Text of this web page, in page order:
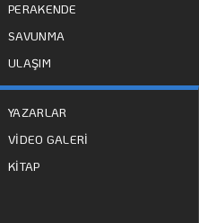
PERAKENDE
SAVUNMA
ULAŞIM
YAZARLAR
VİDEO GALERİ
KİTAP